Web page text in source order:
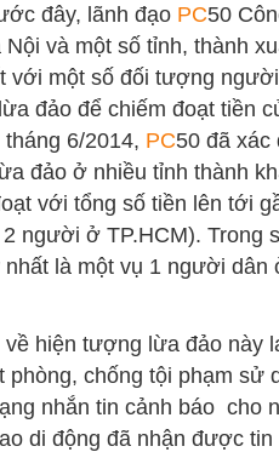
đây, lãnh đạo PC50
và một số tỉnh, thành
với một số đối tượng
đảo để chiếm đoạt tiền
6/2014, PC50 đã
đảo ở nhiều tỉnh thành
với tổng số tiền lên tới
người ở TP.HCM). Trong
là một vụ 1 người
hiện tượng lừa đảo này
phòng, chống tội phạm sử
nhắn tin cảnh báo cho
di động đã nhận được